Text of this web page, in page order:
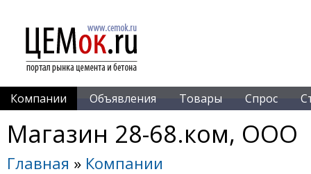
Компании Объявления Товары Спрос
Магазин 28-68.ком, ООО
Главная » Компании